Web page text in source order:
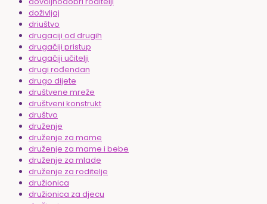
doživljaj
driuštvo
drugaciji od drugih
drugačiji pristup
drugačiji učitelji
drugi rođendan
drugo dijete
društvene mreže
društveni konstrukt
društvo
druženje
druženje za mame
druženje za mame i bebe
druženje za mlade
druženje za roditelje
družionica
družionica za djecu